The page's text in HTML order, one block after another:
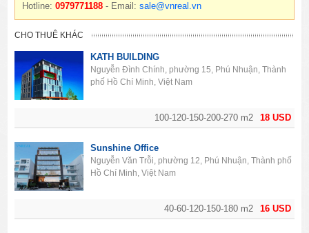
Hotline:0979771188 - Email:sale@vnreal.vn
CHO THUÊ KHÁC
18 USD
100-120-150-200-270 m2
KATH BUILDING
Nguyễn Đình Chính, phường 15, Phú Nhuận, Thành
phố Hồ Chí Minh, Việt Nam
16 USD
40-60-120-150-180 m2
Sunshine Office
Nguyễn Văn Trỗi, phường 12, Phú Nhuận, Thành phố
Hồ Chí Minh, Việt Nam